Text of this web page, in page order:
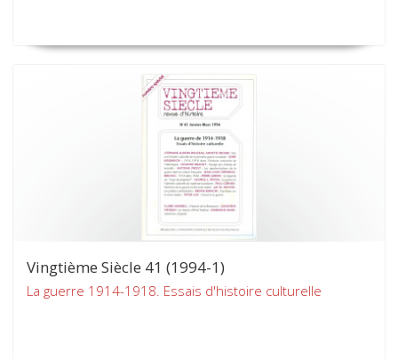
Vingtième Siècle 41 (1994-1)
La guerre 1914-1918. Essais d'histoire culturelle